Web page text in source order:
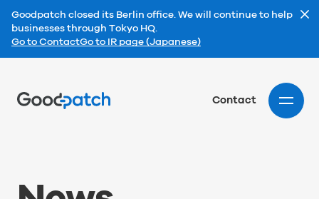
Goodpatch closed its Berlin office. We will continue to help
businesses through Tokyo HQ.
Go to ContactGo to IR page (Japanese)
Contact